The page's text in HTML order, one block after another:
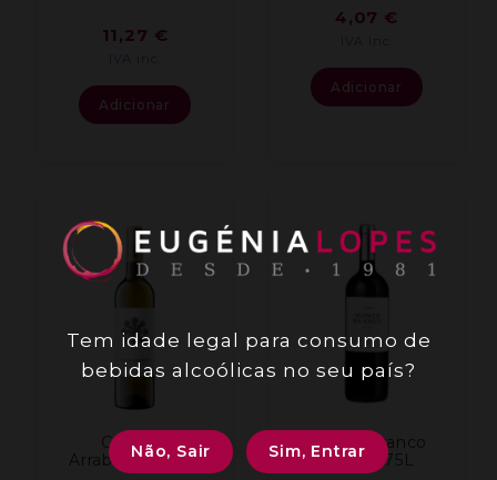
11,27 €
Adicionar
4,07 €
Adicionar
Casa do
Arrabalde 0,75L
Monte Branco
Tinto 0.75L
Tem idade legal para consumo de
bebidas alcoólicas no seu país?
Não, Sair Sim, Entrar